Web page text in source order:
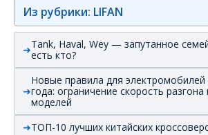
Из рубрики: LIFAN
Tank, Haval, Wey — запутанное
есть кто?
Новые правила для электромобилей
года: ограничение скорость разгона
моделей
ТОП-10 лучших китайских